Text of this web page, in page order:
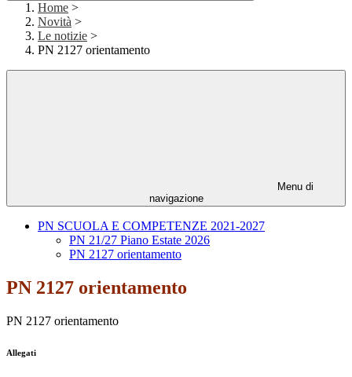
Home >
Novità >
Le notizie >
PN 2127 orientamento
Menu di
navigazione
PN SCUOLA E COMPETENZE 2021-2027
PN 21/27 Piano Estate 2026
PN 2127 orientamento
PN 2127 orientamento
PN 2127 orientamento
Allegati